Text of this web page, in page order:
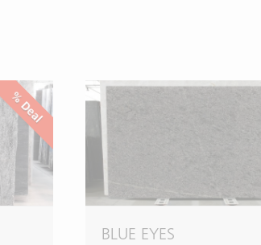
% Deal
BLUE EYES